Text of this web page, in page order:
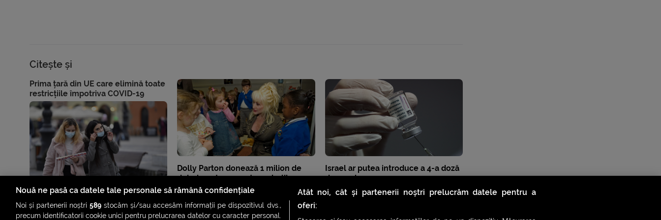
Citește și
Prima țară din UE care elimină toate
restricțiile împotriva COVID-19
Dolly Parton donează 1 milion de
dolari pentru cercetarea bolilor
infecțioase la copiii cu cancer
Israel ar putea introduce a 4-a doză
de vaccin
Nouă ne pasă ca datele tale personale să rămână confidențiale
Noi și partenerii noștri589 stocăm și/sau accesăm informații pe dispozitivul dvs.,
precum identificatorii cookie unici pentru prelucrarea datelor cu caracter personal.
Atât noi, cât și partenerii noștri prelucrăm datele pentru a
oferi: